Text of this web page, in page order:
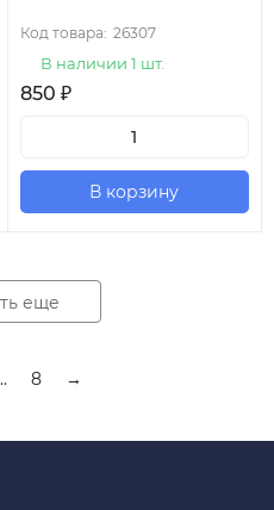
Код товара: 26307
В наличии 1 шт.
850 ₽
В корзину
еще
8 →